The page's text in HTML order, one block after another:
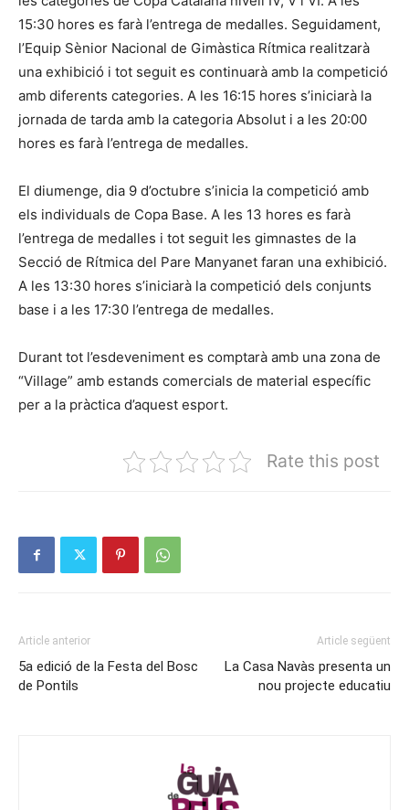
15:30 hores es farà l’entrega de medalles. Seguidament,
l’Equip Sènior Nacional de Gimàstica Rítmica realitzarà
una exhibició i tot seguit es continuarà amb la competició
amb diferents categories. A les 16:15 hores s’iniciarà la
jornada de tarda amb la categoria Absolut i a les 20:00
hores es farà l’entrega de medalles.
El diumenge, dia 9 d’octubre s’inicia la competició amb
els individuals de Copa Base. A les 13 hores es farà
l’entrega de medalles i tot seguit les gimnastes de la
Secció de Rítmica del Pare Manyanet faran una exhibició.
A les 13:30 hores s’iniciarà la competició dels conjunts
base i a les 17:30 l’entrega de medalles.
Durant tot l’esdeveniment es comptarà amb una zona de
“Village” amb estands comercials de material específic
per a la pràctica d’aquest esport.
Rate this post
Article anterior
5a edició de la Festa del Bosc
de Pontils
Article següent
La Casa Navàs presenta un
nou projecte educatiu